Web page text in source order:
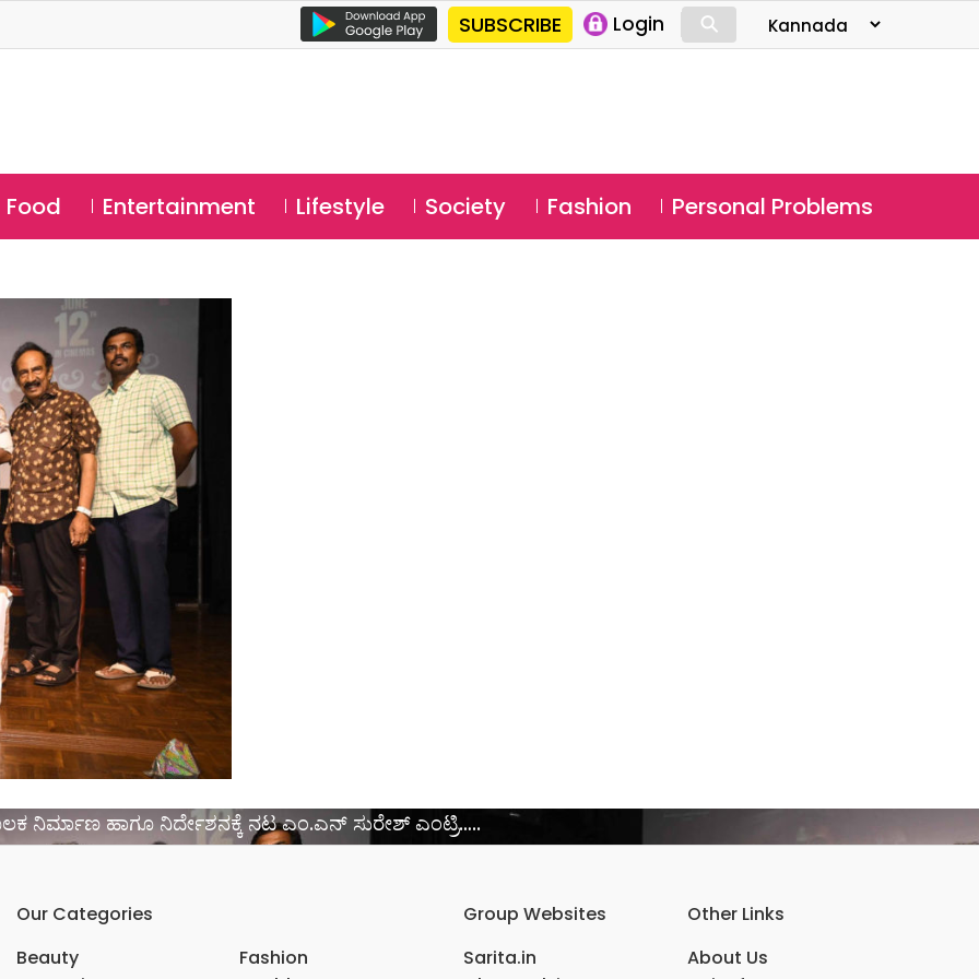
SUBSCRIBE Login ⚲
Food Entertainment Lifestyle Society Fashion Personal Problems
ಹಾಗೂ ನಿರ್ದೇಶನಕ್ಕೆ ನಟ ಎಂ.ಎನ್ ಸುರೇಶ್ ಎಂಟ್ರಿ…..
Our Categories
Beauty
Fashion
Group Websites
Sarita.in
Other Links
About Us